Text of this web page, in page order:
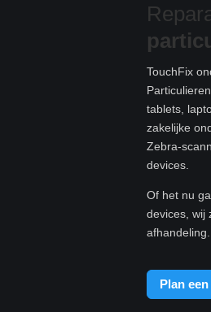
TouchFix
tablets,
zakelijke
Zebra-
devices.
Of het nu
devices, wij
afhandeling.
Plan